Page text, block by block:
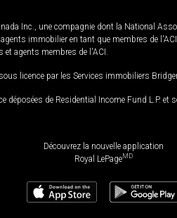
Inc., une compagnie dont la National
immobilier en tant que membres de
agents membres de l'ACI.
licence par les Services immobiliers
déposées de Residential Income Fund L.P.
Découvrez la nouvelle application
Royal LePageMD